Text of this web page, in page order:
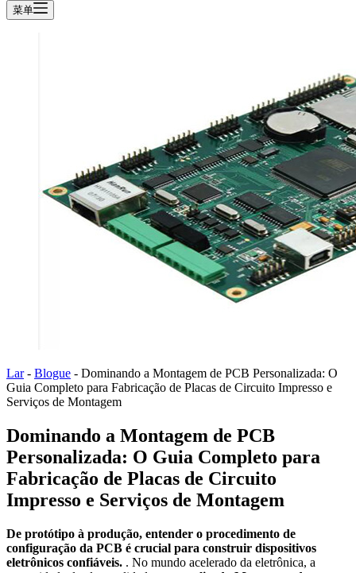
菜单
Lar- Blogue - Dominando a Montagem de PCB Personalizada: O
Guia Completo para Fabricação de Placas de Circuito Impresso e
Serviços de Montagem
Dominando a Montagem de PCB
Personalizada: O Guia Completo para
Fabricação de Placas de Circuito
Impresso e Serviços de Montagem
De protótipo à produção, entender o procedimento de
configuração da PCB é crucial para construir dispositivos
eletrônicos confiáveis. . No mundo acelerado da eletrônica, a